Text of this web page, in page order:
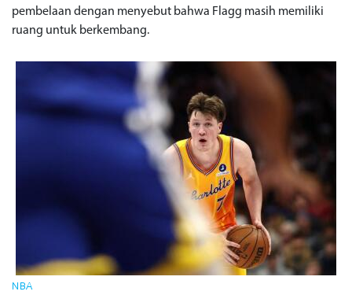
pembelaan dengan menyebut bahwa Flagg masih memiliki
ruang untuk berkembang.
NBA